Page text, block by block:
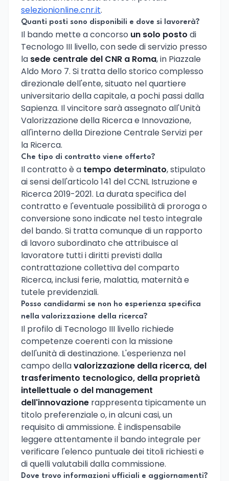
selezionionline.cnr.it.
Quanti posti sono disponibili e dove si lavorerà?
Il bando mette a concorso un solo posto di
Tecnologo III livello, con sede di servizio presso
la sede centrale del CNR a Roma, in Piazzale
Aldo Moro 7. Si tratta dello storico complesso
direzionale dell'ente, situato nel quartiere
universitario della capitale, a pochi passi dalla
Sapienza. Il vincitore sarà assegnato all'Unità
Valorizzazione della Ricerca e Innovazione,
all'interno della Direzione Centrale Servizi per
la Ricerca.
Che tipo di contratto viene offerto?
Il contratto è a tempo determinato, stipulato
ai sensi dell'articolo 141 del CCNL Istruzione e
Ricerca 2019-2021. La durata specifica del
contratto e l'eventuale possibilità di proroga o
conversione sono indicate nel testo integrale
del bando. Si tratta comunque di un rapporto
di lavoro subordinato che attribuisce al
lavoratore tutti i diritti previsti dalla
contrattazione collettiva del comparto
Ricerca, inclusi ferie, malattia, maternità e
tutele previdenziali.
Posso candidarmi se non ho esperienza specifica
nella valorizzazione della ricerca?
Il profilo di Tecnologo III livello richiede
competenze coerenti con la missione
dell'unità di destinazione. L'esperienza nel
campo dellavalorizzazione della ricerca, del
trasferimento tecnologico, della proprietà
intellettuale o del management
dell'innovazione rappresenta tipicamente un
titolo preferenziale o, in alcuni casi, un
requisito di ammissione. È indispensabile
leggere attentamente il bando integrale per
verificare l'elenco puntuale dei titoli richiesti e
di quelli valutabili dalla commissione.
Dove trovo informazioni ufficiali e aggiornamenti?